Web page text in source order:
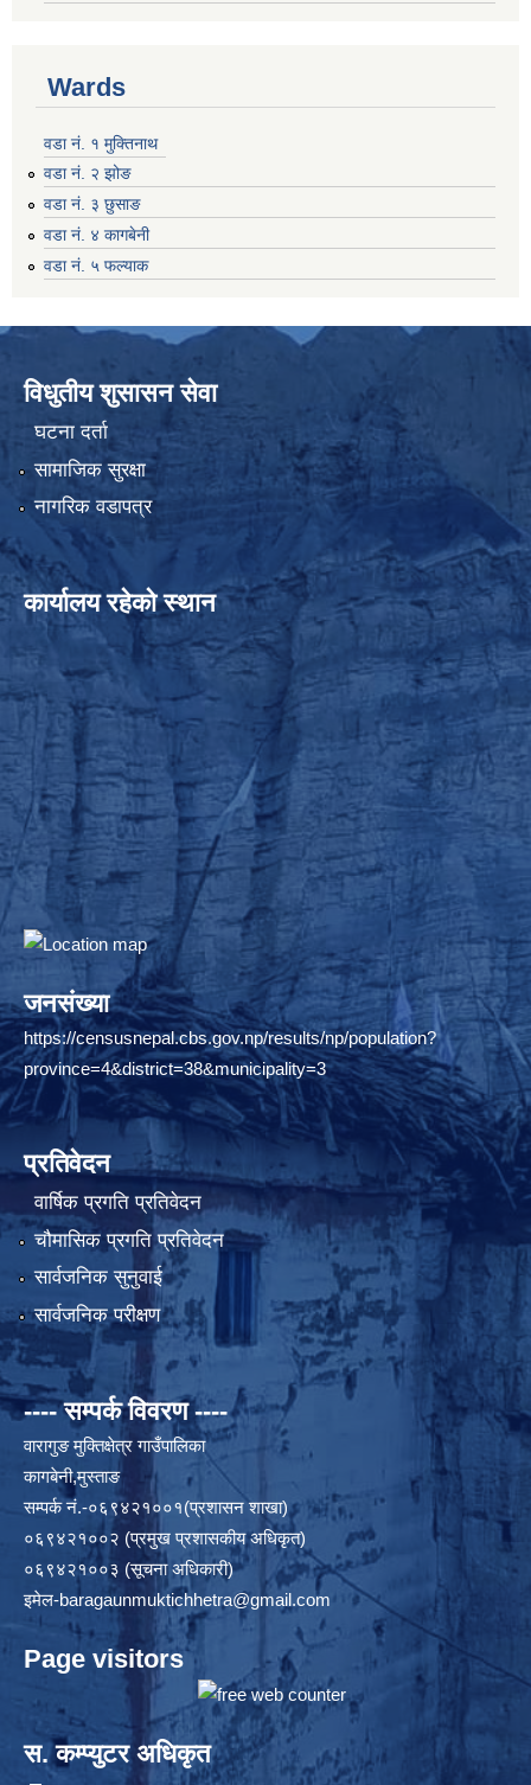
Wards
वडा नं. १ मुक्तिनाथ
वडा नं. २ झोङ
वडा नं. ३ छुसाङ
वडा नं. ४ कागबेनी
वडा नं. ५ फल्याक
विधुतीय शुसासन सेवा
घटना दर्ता
सामाजिक सुरक्षा
नागरिक वडापत्र
कार्यालय रहेको स्थान
जनसंख्या
https://censusnepal.cbs.gov.np/results/np/population?
province=4&district=38&municipality=3
प्रतिवेदन
वार्षिक प्रगति प्रतिवेदन
चौमासिक प्रगति प्रतिवेदन
सार्वजनिक सुनुवाई
सार्वजनिक परीक्षण
---- सम्पर्क विवरण ----
वारागुङ मुक्तिक्षेत्र गाउँपालिका
कागबेनी,मुस्ताङ
सम्पर्क नं.-०६९४२१००१(प्रशासन शाखा)
०६९४२१००२ (प्रमुख प्रशासकीय अधिकृत)
०६९४२१००३ (सूचना अधिकारी)
इमेल-baragaunmuktichhetra@gmail.com
Page visitors
स. कम्प्युटर अधिकृत